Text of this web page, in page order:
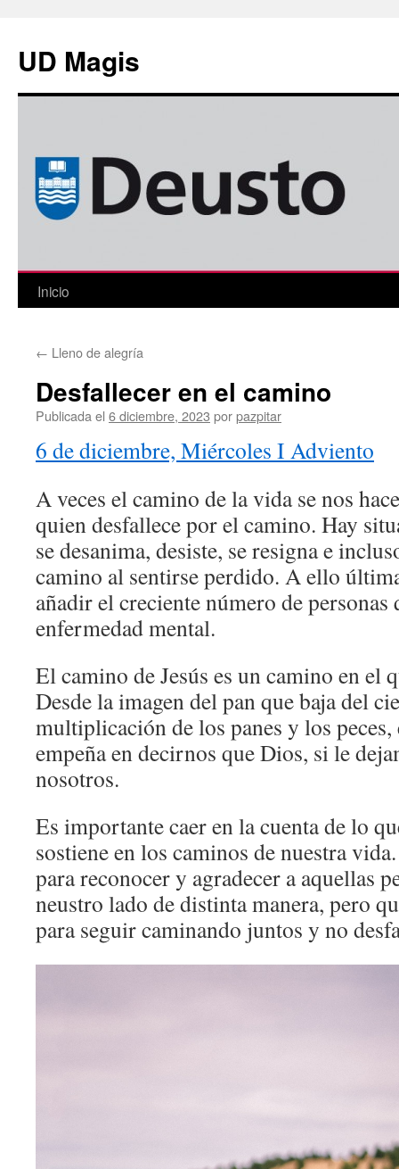
contenido
UD Magis
Inicio
← Lleno de alegría
Desfallecer en el camino
Publicada el 6 diciembre, 2023 porpazpitar
6 de diciembre, Miércoles I Adviento
A veces el camino de la vida se nos
quien desfallece por el camino. Hay
se desanima, desiste, se resigna e
camino al sentirse perdido. A ello
añadir el creciente número de personas
enfermedad mental.
El camino de Jesús es un camino en el
Desde la imagen del pan que baja del
multiplicación de los panes y los
empeña en decirnos que Dios, si le
nosotros.
Es importante caer en la cuenta de lo
sostiene en los caminos de nuestra
para reconocer y agradecer a aquellas
neustro lado de distinta manera, pero
para seguir caminando juntos y no